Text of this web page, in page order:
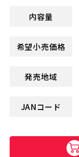
内容量
希望小売価格
発売地域
JANコード